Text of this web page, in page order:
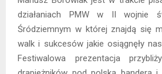
działaniach PMW w II wojnie
Śródziemnym w której znajdą się
walk i sukcesów jakie osiągnęły
Festiwalowa prezentacja